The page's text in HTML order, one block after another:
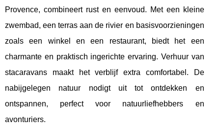
Provence, combineert rust en eenvoud. Met een kleine
zwembad, een terras aan de rivier en basisvoorzieningen
zoals een winkel en een restaurant, biedt het een
charmante en praktisch ingerichte ervaring. Verhuur van
stacaravans maakt het verblijf extra comfortabel. De
nabijgelegen natuur nodigt uit tot ontdekken en
ontspannen, perfect voor natuurliefhebbers en
avonturiers.